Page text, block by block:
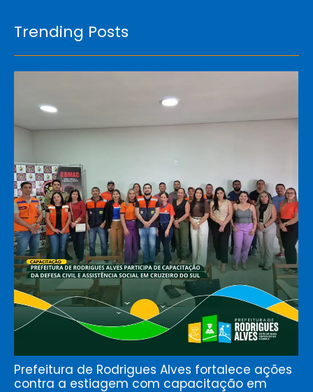
Trending Posts
Prefeitura de Rodrigues Alves fortalece ações
contra a estiagem com capacitação em